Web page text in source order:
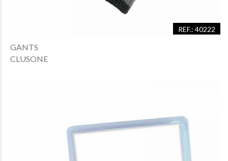
REF.: 40222
GANTS
CLUSONE